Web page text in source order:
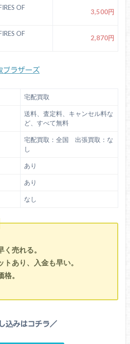
OF
3,500円
OF
2,870円
ブラザーズ
宅配買取
送料、査定料、キャンセル料な
ど、すべて無料
宅配買取：全国 出張買取：な
し
あり
あり
なし
売れる。
あり、入金も早い。
。
込みはコチラ／